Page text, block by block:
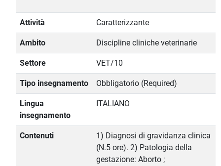
Attività Caratterizzante
Ambito Discipline cliniche veterinarie
Settore VET/10
Tipo insegnamento Obbligatorio (Required)
Lingua
insegnamento
ITALIANO
Contenuti
1) Diagnosi di gravidanza clinica
(N.5 ore). 2) Patologia della
gestazione: Aborto ;